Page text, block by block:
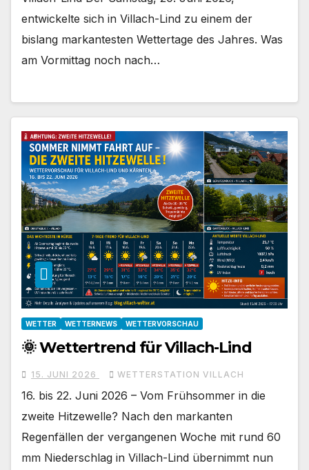
entwickelte sich in Villach-Lind zu einem der
bislang markantesten Wettertage des Jahres. Was
am Vormittag noch nach…
WETTER WETTERNEWS WETTERVORSCHAU
🌞 Wettertrend für Villach-Lind
15. JUNI 2026 WETTERSTATION VILLACH
16. bis 22. Juni 2026 – Vom Frühsommer in die
zweite Hitzewelle? Nach den markanten
Regenfällen der vergangenen Woche mit rund 60
mm Niederschlag in Villach-Lind übernimmt nun